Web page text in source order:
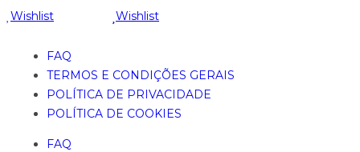
Wishlist
Wishlist
FAQ
TERMOS E CONDIÇÕES GERAIS
POLÍTICA DE PRIVACIDADE
POLÍTICA DE COOKIES
FAQ